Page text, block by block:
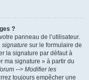
?
panneau de l’utilisateur.
signature sur le formulaire de
la signature par défaut à
ma signature » à partir du
--> Modifier les
toujours empêcher une